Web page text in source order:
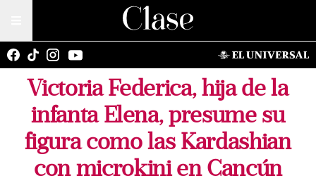
Victoria Federica, hija de la
infanta Elena, presume su
figura como las Kardashian
con microkini en Cancún